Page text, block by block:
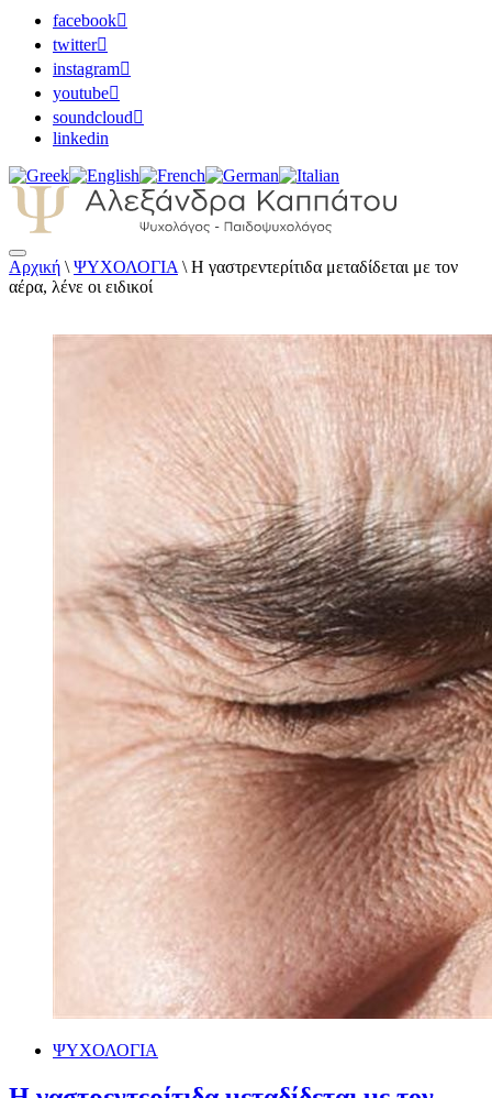
facebook
twitter
instagram
youtube
soundcloud
linkedin
Αλεξάνδρα Καππάτου Ψυχολόγος –
Παιδοψυχολόγος
Αρχική \ ΨΥΧΟΛΟΓΙΑ \ Η γαστρεντερίτιδα μεταδίδεται με τον
αέρα, λένε οι ειδικοί
ΨΥΧΟΛΟΓΙΑ